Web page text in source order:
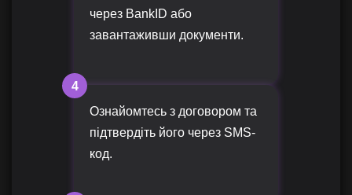
через BankID або
завантаживши документи.
4
Ознайомтесь з договором та
підтвердіть його через SMS-
код.